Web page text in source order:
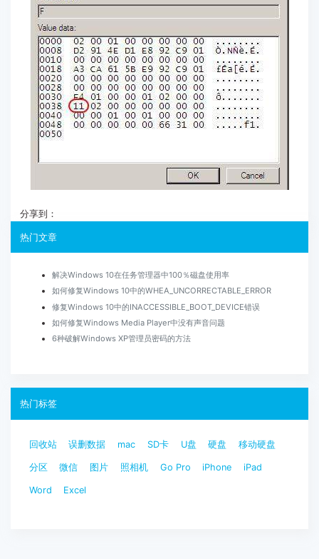
分享到：
热门文章
解决Windows 10在任务管理器中100％磁盘使用率
如何修复Windows 10中的WHEA_UNCORRECTABLE_ERROR
修复Windows 10中的INACCESSIBLE_BOOT_DEVICE错误
如何修复Windows Media Player中没有声音问题
6种破解Windows XP管理员密码的方法
热门标签
回收站 误删数据 mac SD卡 U盘 硬盘 移动硬盘
分区 微信 图片 照相机 Go Pro iPhone iPad
Word Excel